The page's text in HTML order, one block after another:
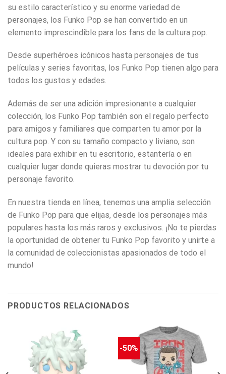
su estilo característico y su enorme variedad de
personajes, los Funko Pop se han convertido en un
elemento imprescindible para los fans de la cultura pop.
Desde superhéroes icónicos hasta personajes de tus
películas y series favoritas, los Funko Pop tienen algo para
todos los gustos y edades.
Además de ser una adición impresionante a cualquier
colección, los Funko Pop también son el regalo perfecto
para amigos y familiares que comparten tu amor por la
cultura pop. Y con su tamaño compacto y liviano, son
ideales para exhibir en tu escritorio, estantería o en
cualquier lugar donde quieras mostrar tu devoción por tu
personaje favorito.
En nuestra tienda en línea, tenemos una amplia selección
de Funko Pop para que elijas, desde los personajes más
populares hasta los más raros y exclusivos. ¡No te pierdas
la oportunidad de obtener tu Funko Pop favorito y unirte a
la comunidad de coleccionistas apasionados de todo el
mundo!
PRODUCTOS RELACIONADOS
-50%